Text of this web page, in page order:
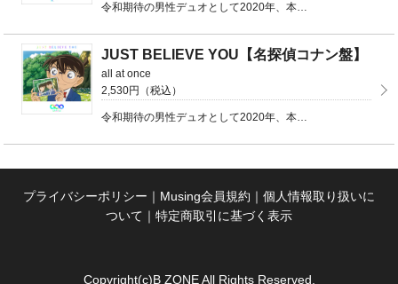
令和期待の男性デュオとして2020年、本格始動した「all at once」新人としては異例のダブル ...
JUST BELIEVE YOU【名探偵コナン盤】
all at once
2,530円（税込）
令和期待の男性デュオとして2020年、本格始動した「all at once」新人としては異例のダブル ...
プライバシーポリシー ｜ Musing会員規約 ｜ 個人情報取り扱いに
ついて ｜ 特定商取引に基づく表示
Copyright(c)B ZONE All Rights Reserved.